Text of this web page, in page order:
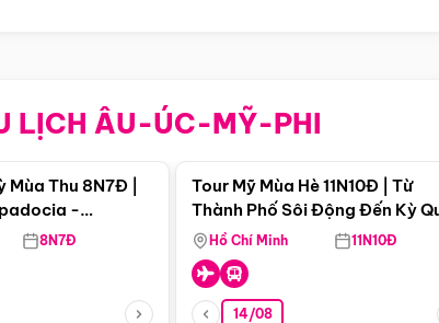
LỊCH ÂU-ÚC-MỸ-PHI
Điểm nổi bật
Mùa Thu 8N7Đ |
-
8N7Đ
Tour Mỹ Mùa Hè 11N10Đ | Từ
Thành Phố Sôi Động Đến Kỳ
Thiên Nhiên Mỹ
Hồ Chí Minh 11N10Đ
14/08